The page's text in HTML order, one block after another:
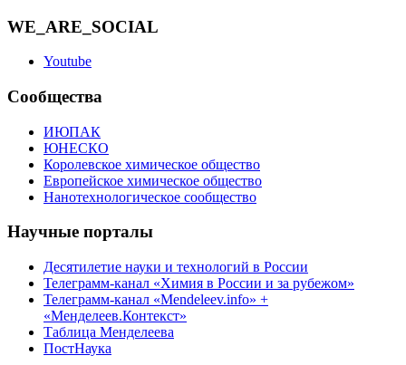
WE_ARE_SOCIAL
Youtube
Сообщества
ИЮПАК
ЮНЕСКО
Королевское химическое общество
Европейское химическое общество
Нанотехнологическое сообщество
Научные порталы
Десятилетие науки и технологий в России
Телеграмм-канал «Химия в России и за рубежом»
Телеграмм-канал «Mendeleev.info» +
«Менделеев.Контекст»
Таблица Менделеева
ПостНаука